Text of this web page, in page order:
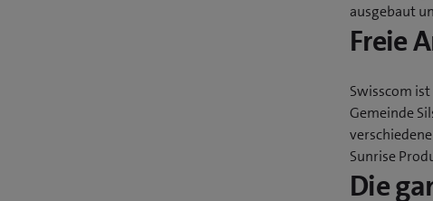
ausgebaut
Freie
Swisscom
Gemeinde
Sunrise
Die